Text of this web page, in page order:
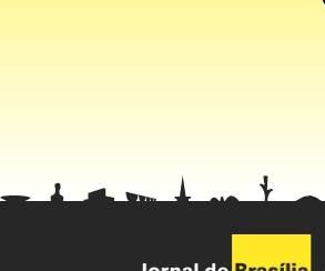
Estados Unidos, o mais seguro, com